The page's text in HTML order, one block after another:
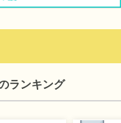
ランキング